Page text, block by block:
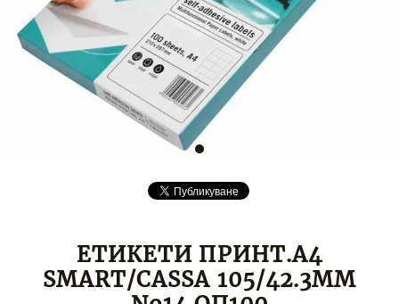
ЕТИКЕТИ ПРИНТ.A4
SMART/CASSA 105/42.3MM